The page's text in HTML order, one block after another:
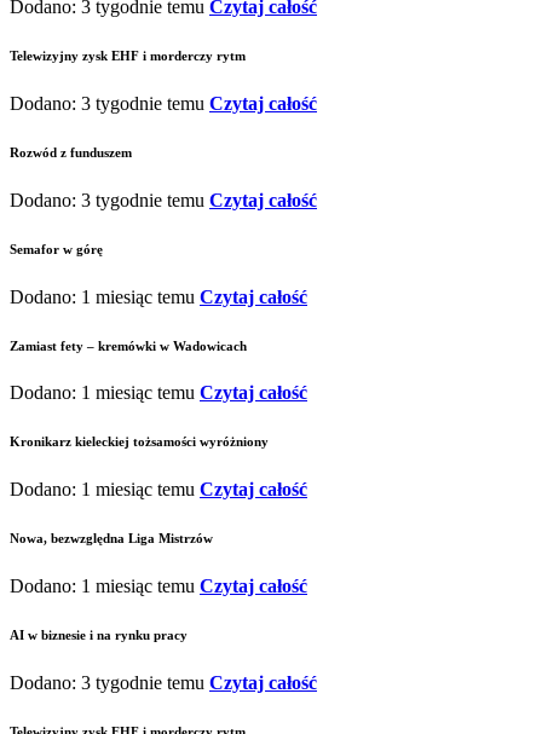
Dodano: 3 tygodnie temu Czytaj całość
Telewizyjny zysk EHF i morderczy rytm
Dodano: 3 tygodnie temu Czytaj całość
Rozwód z funduszem
Dodano: 3 tygodnie temu Czytaj całość
Semafor w górę
Dodano: 1 miesiąc temu Czytaj całość
Zamiast fety – kremówki w Wadowicach
Dodano: 1 miesiąc temu Czytaj całość
Kronikarz kieleckiej tożsamości wyróżniony
Dodano: 1 miesiąc temu Czytaj całość
Nowa, bezwzględna Liga Mistrzów
Dodano: 1 miesiąc temu Czytaj całość
AI w biznesie i na rynku pracy
Dodano: 3 tygodnie temu Czytaj całość